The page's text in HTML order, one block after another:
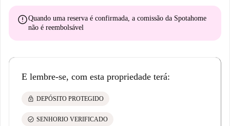
errorQuando uma reserva é confirmada, a comissão da Spotahome
não é reembolsável
E lembre-se, com esta propriedade terá:
lock DEPÓSITO PROTEGIDO
check_circle SENHORIO VERIFICADO